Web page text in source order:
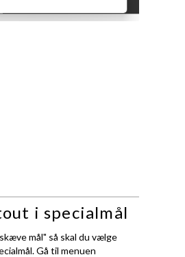
i specialmål
mål" så skal du vælge
Gå til menuen